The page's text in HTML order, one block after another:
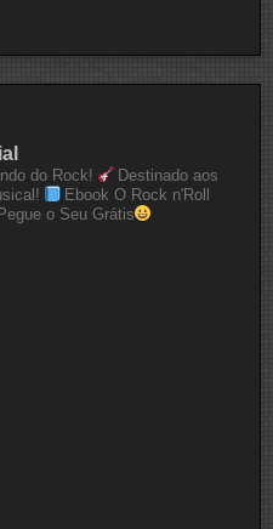
do Rock!
Destinado aos
Ebook O Rock n'Roll
o Seu Grátis